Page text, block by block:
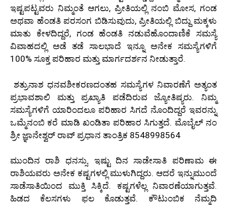
ಇಷ್ಟಪಟ್ಟವರು ನಿಮ್ಮಂತೆ ಆಗಲು, ಪ್ರೀತಿಯಲ್ಲಿ ನಂಬಿ ಮೋಸ, ಗಂಡ
ಅಥವಾ ಹೆಂಡತಿ ಪರಸಂಗ ಬಿಡಿಸುವುದು, ಪ್ರೀತಿಯಲ್ಲಿ ಬಿದ್ದು ಮಕ್ಕಳು
ಮಾತು ಕೇಳದಿದ್ದರೆ, ಗಂಡ ಹೆಂಡತಿ ನಡುವೆಹೊಂದಾಣಿಕೆ ಸಮಸ್ಯೆ
ವಿವಾಹದಲ್ಲಿ ಅಡೆ ತಡೆ ಸಾಲಭಾದೆ ಇನ್ನೂ ಅನೇಕ ಸಮಸ್ಯೆಗಳಿಗೆ
100% ಸೂಕ್ತ ಪರಿಹಾರ ಮತ್ತು ಮಾರ್ಗದರ್ಶನ ನೀಡುತ್ತಾರೆ.
ಶತ್ರುನಾಶ ಧನವಶೀಕರಣದಂತಹ ಸಮಸ್ಯೆಗಳ ನಿವಾರಣೆಗೆ ಅತ್ಯಂತ
ಪ್ರಭಾವಶಾಲಿ ಮತ್ತು ಪ್ರಖ್ಯಾತಿ ಪಡೆದಿರುವ ಜ್ಯೋತಿಷ್ಯರು. ನಿಮ್ಮ
ಸಮಸ್ಯೆಗಳಿಗೆ ಯಾರಿಂದಲೂ ಪರಿಹಾರ ಸಿಗದೆ ನೊಂದಿದ್ದರೆ ಇವರನ್ನು
ಒಮ್ಮೆನಂಬಿ ಕರೆ ಮಾಡಿ ಖಂಡಿತಾ ಪರಿಹಾರ ಸಿಗುತ್ತದೆ. ಮೊಬೈಲ್ ನಂ
ಶ್ರೀ ಜ್ಞಾನೇಶ್ವರ್ ರಾವ್ ಪ್ರಧಾನ ತಾಂತ್ರಿಕ 8548998564
ಮುಂದಿನ ರಾಶಿ ಧನಸ್ಸು. ಇಷ್ಟು ದಿನ ಸಾಡೇಸಾತಿ ಪರಿಣಾಮ ಈ
ರಾಶಿಯವರು ಅನೇಕ ಕಷ್ಟಗಳಲ್ಲಿ ಮುಳುಗಿದ್ದರು. ಆದರೆ ಇನ್ನುಮುಂದೆ
ಸಾಡೆಸಾತಿಯಿಂದ ಮುಕ್ತಿ ಸಿಕ್ಕಿದೆ. ಕಷ್ಟಗಳೆಲ್ಲ ನಿವಾರಣೆಯಾಗುತ್ತವೆ.
ಹಿಡದ ಕೆಲಸಗಳು ಫಲ ಕೊಡುತ್ತವೆ. ಕೌಟುಂಬಿಕ ನೆಮ್ಮದಿ